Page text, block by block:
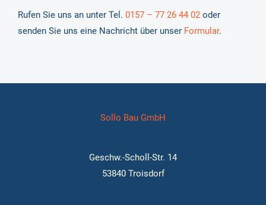
Rufen Sie uns an unter Tel. 0157 – 77 26 44 02 oder
senden Sie uns eine Nachricht über unser Formular.
Sollo Bau GmbH
Geschw.-Scholl-Str. 14
53840 Troisdorf